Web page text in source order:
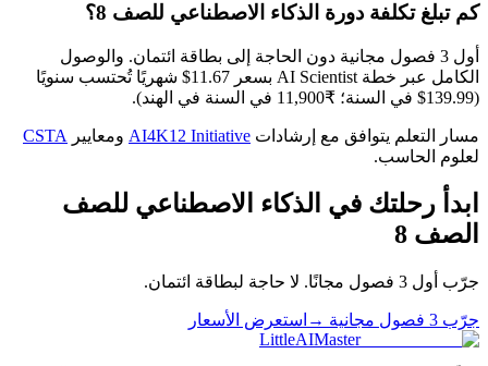
كم تبلغ تكلفة دورة الذكاء الاصطناعي للصف 8؟
أول 3 فصول مجانية دون الحاجة إلى بطاقة ائتمان. والوصول
الكامل عبر خطة AI Scientist بسعر 11.67$ شهريًا تُحتسب سنويًا
(139.99$ في السنة؛ ₹11,900 في السنة في الهند).
مسار التعلم يتوافق مع إرشادات AI4K12 Initiative ومعايير
CSTA
لعلوم الحاسب.
ابدأ رحلتك في الذكاء الاصطناعي للصف
الصف 8
جرّب أول 3 فصول مجانًا. لا حاجة لبطاقة ائتمان.
جرّب 3 فصول مجانية → استعرض الأسعار
LittleAIMaster